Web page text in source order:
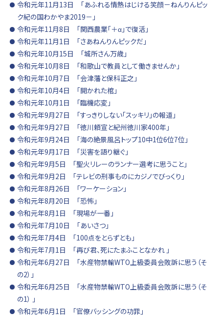
令和元年11月13日 「あふれる情熱はじける笑顔－ねんりんピッ
ク紀の国わかやま2019－」
令和元年11月8日 「関西農業「＋α」で復活」
令和元年11月1日 「さあねんりんピックだ」
令和元年10月15日 「城所さん万歳」
令和元年10月8日 「和歌山で教員として働きませんか」
令和元年10月7日 「会津藩と保科正之」
令和元年10月4日 「開かれた棺」
令和元年10月1日 「臨機応変」
令和元年9月27日 「すっきりしない「スッキリ」の報道」
令和元年9月27日 「徳川頼宣と紀州徳川家400年」
令和元年9月24日 「海の絶景風呂トップ10中1位6位7位」
令和元年9月17日 「災害を語り継ぐ」
令和元年9月5日 「聖火リレーのランナー選考に思うこと」
令和元年9月2日 「テレビの刑事ものにカジノでびっくり」
令和元年8月26日 「ワーケーション」
令和元年8月20日 「恐怖」
令和元年8月1日 「現場が一番」
令和元年7月10日 「あいさつ」
令和元年7月4日 「100点をとらずとも」
令和元年7月1日 「再び君、死にたまふことなかれ 」
令和元年6月27日 「水産物禁輸WTO上級委員会敗訴に思う（そ
の2）」
令和元年6月25日 「水産物禁輸WTO上級委員会敗訴に思う（そ
の1） 」
令和元年6月1日 「官僚バッシングの功罪」